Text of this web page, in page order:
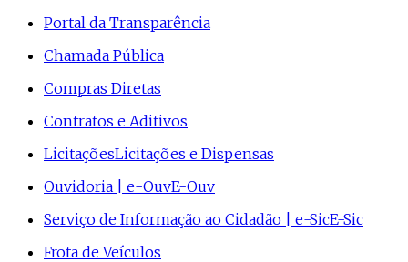
Portal da Transparência
Chamada Pública
Compras Diretas
Contratos e Aditivos
LicitaçõesLicitações e Dispensas
Ouvidoria | e-OuvE-Ouv
Serviço de Informação ao Cidadão | e-SicE-Sic
Frota de Veículos